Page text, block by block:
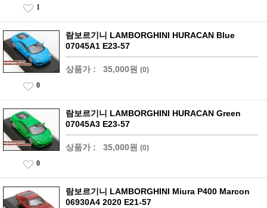
1
람보르기니 LAMBORGHINI HURACAN Blue
07045A1 E23-57
상품가 : 35,000원 (0)
0
람보르기니 LAMBORGHINI HURACAN Green
07045A3 E23-57
상품가 : 35,000원 (0)
0
람보르기니 LAMBORGHINI Miura P400 Marcon
06930A4 2020 E21-57